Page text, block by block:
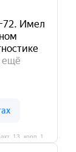
13, корп. 1